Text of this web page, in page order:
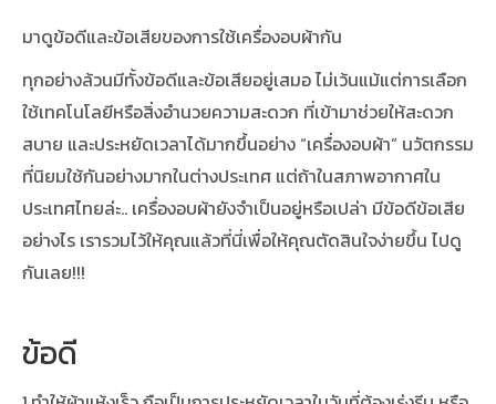
มาดูข้อดีและข้อเสียของการใช้เครื่องอบผ้ากัน
ทุกอย่างล้วนมีทั้งข้อดีและข้อเสียอยู่เสมอ ไม่เว้นแม้แต่การเลือก
ใช้เทคโนโลยีหรือสิ่งอำนวยความสะดวก ที่เข้ามาช่วยให้สะดวก
สบาย และประหยัดเวลาได้มากขึ้นอย่าง “เครื่องอบผ้า” นวัตกรรม
ที่นิยมใช้กันอย่างมากในต่างประเทศ แต่ถ้าในสภาพอากาศใน
ประเทศไทยล่ะ.. เครื่องอบผ้ายังจำเป็นอยู่หรือเปล่า มีข้อดีข้อเสีย
อย่างไร เรารวมไว้ให้คุณแล้วที่นี่เพื่อให้คุณตัดสินใจง่ายขึ้น ไปดู
กันเลย!!!
ข้อดี